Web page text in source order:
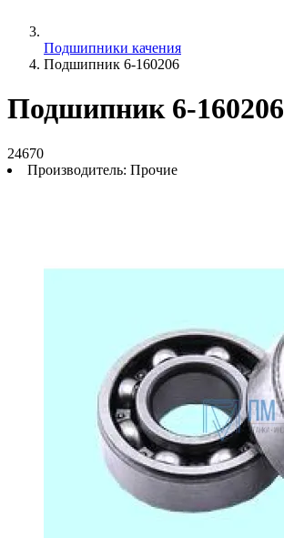
Подшипники качения
Подшипник 6-160206
Подшипник 6-160206
24670
Производитель: Прочие